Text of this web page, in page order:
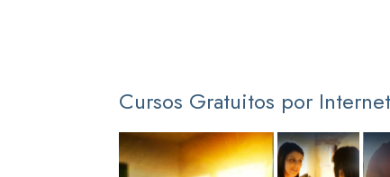
Cursos Gratuitos por Internet